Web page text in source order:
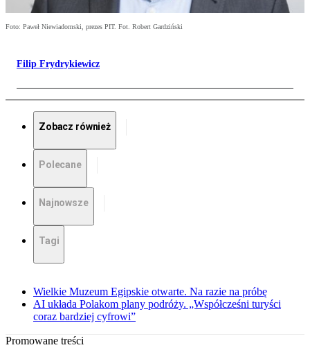
Foto: Paweł Niewiadomski, prezes PIT. Fot. Robert Gardziński
Filip Frydrykiewicz
Zobacz również
Polecane
Najnowsze
Tagi
Wielkie Muzeum Egipskie otwarte. Na razie na próbę
AI układa Polakom plany podróży. „Współcześni turyści
coraz bardziej cyfrowi”
Promowane treści